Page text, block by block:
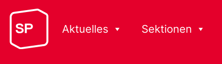
Aktuelles Sektionen